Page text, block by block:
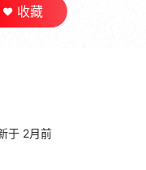
收藏
于 2月前